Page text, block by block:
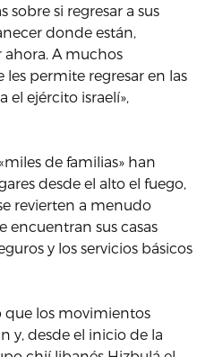
sobre si regresar a sus
donde están,
ahora. A muchos
les permite regresar en las
el ejército israelí»,
de familias» han
desde el alto el fuego,
revierten a menudo
encuentran sus casas
y los servicios básicos
que los movimientos
y, desde el inicio de la